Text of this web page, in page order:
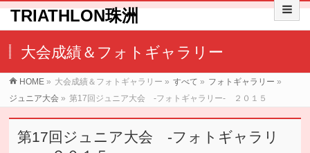
TRIATHLON珠洲
大会成績＆フォトギャラリー
HOME » 大会成績＆フォトギャラリー » すべて » フォトギャラリー »
ジュニア大会 » 第17回ジュニア大会 -フォトギャラリー- ２０１５
第17回ジュニア大会 -フォトギャラリ